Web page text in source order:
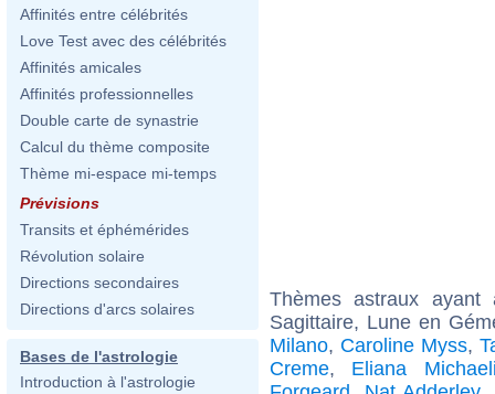
Affinités entre célébrités
Love Test avec des célébrités
Affinités amicales
Affinités professionnelles
Double carte de synastrie
Calcul du thème composite
Thème mi-espace mi-temps
Prévisions
Transits et éphémérides
Révolution solaire
Directions secondaires
Directions d'arcs solaires
Bases de l'astrologie
Introduction à l'astrologie
Thèmes astraux
Sagittaire, Lune en
Milano, Caroline Myss,
Creme, Eliana